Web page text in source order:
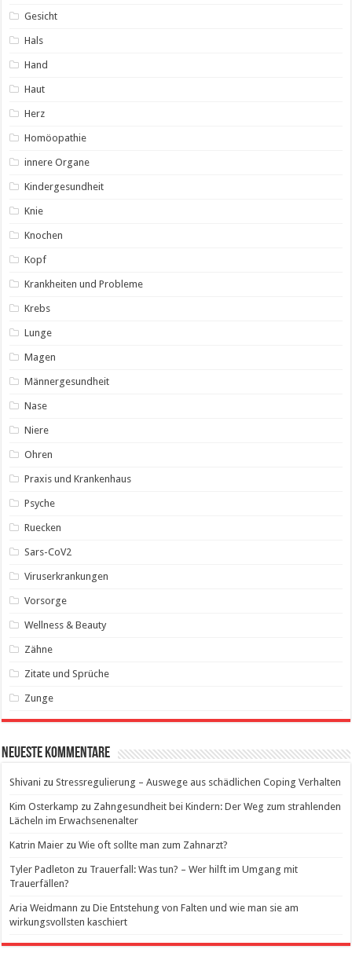
Gesicht
Hals
Hand
Haut
Herz
Homöopathie
innere Organe
Kindergesundheit
Knie
Knochen
Kopf
Krankheiten und Probleme
Krebs
Lunge
Magen
Männergesundheit
Nase
Niere
Ohren
Praxis und Krankenhaus
Psyche
Ruecken
Sars-CoV2
Viruserkrankungen
Vorsorge
Wellness & Beauty
Zähne
Zitate und Sprüche
Zunge
Neueste Kommentare
Shivani zuStressregulierung – Auswege aus schädlichen Coping Verhalten
Kim Osterkamp zu Zahngesundheit bei Kindern: Der Weg zum strahlenden
Lächeln im Erwachsenenalter
Katrin Maier zuWie oft sollte man zum Zahnarzt?
Tyler Padleton zu Trauerfall: Was tun? – Wer hilft im Umgang mit
Trauerfällen?
Aria Weidmann zuDie Entstehung von Falten und wie man sie am
wirkungsvollsten kaschiert